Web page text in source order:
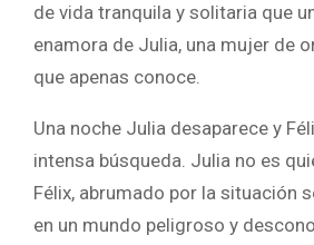
de vida tranquila y solitaria que
enamora de Julia, una mujer de
que apenas conoce.
Una noche Julia desaparece y
intensa búsqueda. Julia no es
Félix, abrumado por la situación
en un mundo peligroso y